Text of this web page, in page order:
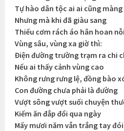
Tự hào dân tộc ai ai cũng màng
Nhưng mà khi đã giàu sang
Thiếu cơm rách áo hân hoan
Vùng sâu, vùng xa giờ thì:
Điện đường trường trạm ra chi
Nếu ai thấy cảnh vùng cao
Không rưng rưng lệ, đồng bào
Con đường chưa phải là đường
Vượt sông vượt suối chuyện
Kiếm ăn đắp đổi qua ngày
Mấy mươi năm vẫn trắng tay